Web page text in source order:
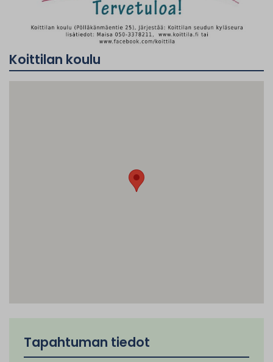
Koittilan koulu
Tapahtuman tiedot